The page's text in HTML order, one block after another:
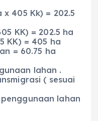
405 Kk) = 202.5
KK) = 202.5 ha
KK) = 405 ha
= 60.75 ha
lahan .
( sesuai
lahan